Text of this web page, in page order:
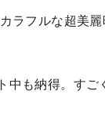
ラフルな超美
も納得。すご